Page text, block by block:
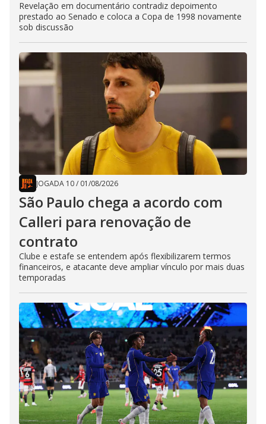
Revelação em documentário contradiz depoimento
prestado ao Senado e coloca a Copa de 1998 novamente
sob discussão
JOGADA 10/ 01/08/2026
São Paulo chega a acordo com
Calleri para renovação de
contrato
Clube e estafe se entendem após flexibilizarem termos
financeiros, e atacante deve ampliar vínculo por mais duas
temporadas